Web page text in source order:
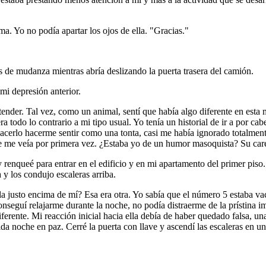
Yo no podía apartar los ojos de ella. "Gracias."
mudanza mientras abría deslizando la puerta trasera del camión.
depresión anterior.
Tal vez, como un animal, sentí que había algo diferente en esta
todo lo contrario a mi tipo usual. Yo tenía un historial de ir a por
hacerme sentir como una tonta, casi me había ignorado
veía por primera vez. ¿Estaba yo de un humor masoquista? Su
para entrar en el edificio y en mi apartamento del primer
los condujo escaleras arriba.
encima de mí? Esa era otra. Yo sabía que el número 5 estaba
relajarme durante la noche, no podía distraerme de la prístina
Mi reacción inicial hacia ella debía de haber quedado falsa,
noche en paz. Cerré la puerta con llave y ascendí las escaleras en